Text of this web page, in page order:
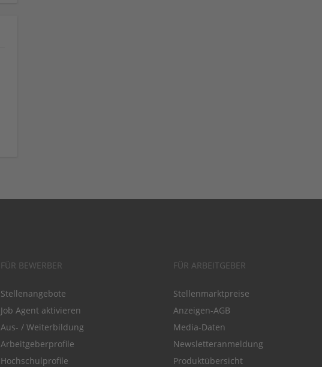
FÜR BEWERBER
Stellenangebote
Job Agent aktivieren
Aus- / Weiterbildung
Arbeitgeberprofile
Hochschulprofile
FÜR ARBEITGEBER
Stellenmarktpreise
Anzeigen-AGB
Media-Daten
Newsletteranmeldung
Produktübersicht